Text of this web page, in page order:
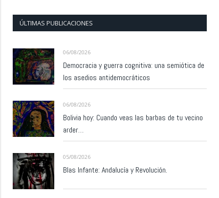
ÚLTIMAS PUBLICACIONES
06/08/2026
Democracia y guerra cognitiva: una semiótica de
los asedios antidemocráticos
06/08/2026
Bolivia hoy: Cuando veas las barbas de tu vecino
arder…
05/08/2026
Blas Infante: Andalucía y Revolución.